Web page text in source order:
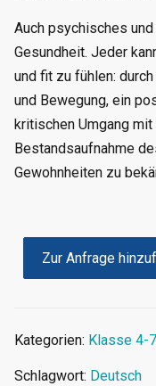
Auch psychisches
Gesundheit. Jeder
und fit zu fühlen:
und Bewegung, ein
kritischen Umgang
Bestandsaufnahme
Gewohnheiten zu
Zur Anfrage
Kategorien: Klasse 4-7
Schlagwort: Deutsch